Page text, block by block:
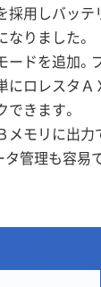
採用しバッテ
りました。
ードを追加。
にロレスタ
きます。
メモリに出力
管理も容易